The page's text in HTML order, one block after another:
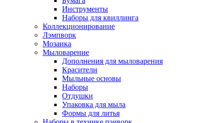
Инструменты
Наборы для квиллинга
Коллекционирование
Лэмпворк
Мозаика
Мыловарение
Дополнения для мыловарения
Красители
Мыльные основы
Наборы
Отдушки
Упаковка для мыла
Формы для литья